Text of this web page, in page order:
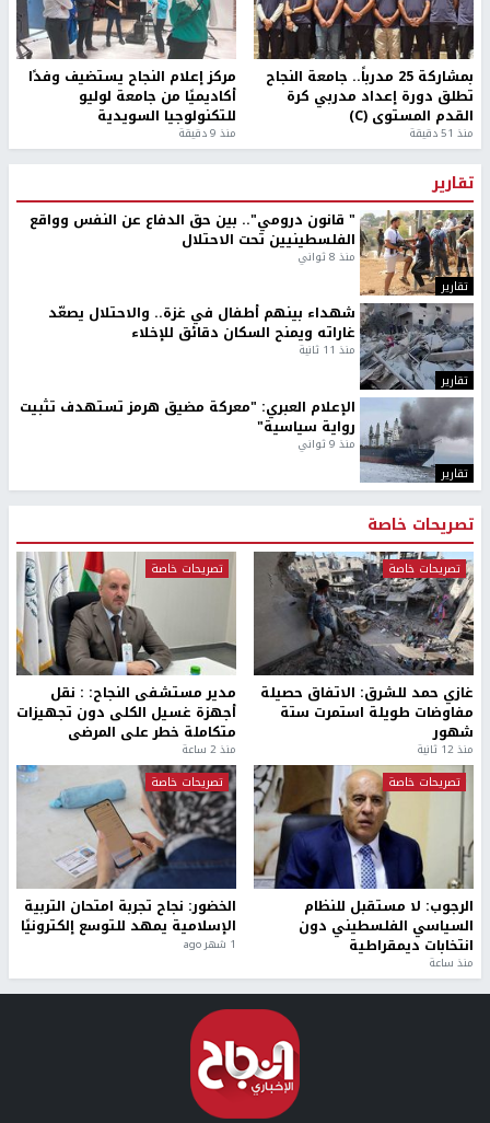
بمشاركة 25 مدرباً.. جامعة النجاح
تطلق دورة إعداد مدربي كرة
القدم المستوى (C)
منذ 51 دقيقة
مركز إعلام النجاح يستضيف وفدًا
أكاديميًا من جامعة لوليو
للتكنولوجيا السويدية
منذ 9 دقيقة
تقارير
تقارير
" قانون درومي".. بين حق الدفاع عن النفس وواقع
الفلسطينيين تحت الاحتلال
منذ 8 ثواني
تقارير
شهداء بينهم أطفال في غزة.. والاحتلال يصعّد
غاراته ويمنح السكان دقائق للإخلاء
منذ 11 ثانية
تقارير
الإعلام العبري: "معركة مضيق هرمز تستهدف تثبيت
رواية سياسية"
منذ 9 ثواني
تصريحات خاصة
تصريحات خاصة
غازي حمد للشرق: الاتفاق حصيلة
مفاوضات طويلة استمرت ستة
شهور
منذ 12 ثانية
تصريحات خاصة
مدير مستشفى النجاح: : نقل
أجهزة غسيل الكلى دون تجهيزات
متكاملة خطر على المرضى
منذ 2 ساعة
تصريحات خاصة
الرجوب: لا مستقبل للنظام
السياسي الفلسطيني دون
انتخابات ديمقراطية
منذ ساعة
تصريحات خاصة
الخضور: نجاح تجربة امتحان التربية
الإسلامية يمهد للتوسع إلكترونيًا
1 شهر ago